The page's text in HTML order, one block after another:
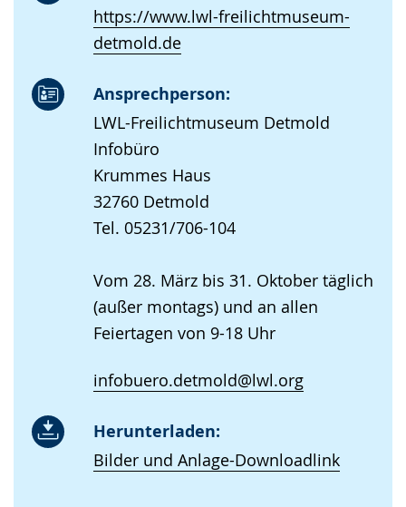
https://www.lwl-freilichtmuseum-
detmold.de
Ansprechperson:
LWL-Freilichtmuseum Detmold
Infobüro
Krummes Haus
32760 Detmold
Tel. 05231/706-104
Vom 28. März bis 31. Oktober täglich
(außer montags) und an allen
Feiertagen von 9-18 Uhr
infobuero.detmold@lwl.org
Herunterladen:
Bilder und Anlage-Downloadlink